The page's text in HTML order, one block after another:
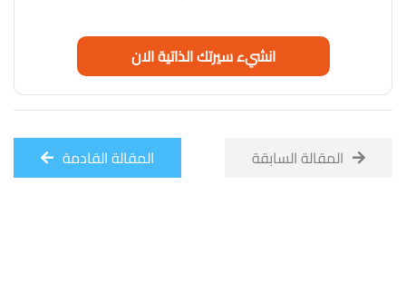
انشيء سيرتك الذاتية الان
المقالة السابقة المقالة القادمة